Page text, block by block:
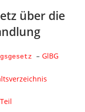
über die
– GlBG